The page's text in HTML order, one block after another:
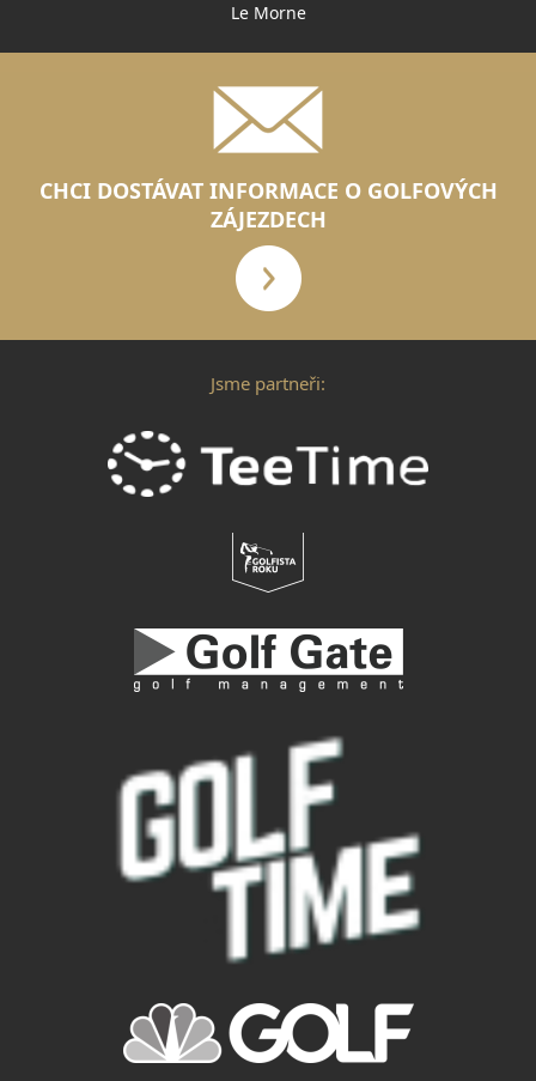
Le Morne
CHCI DOSTÁVAT INFORMACE O GOLFOVÝCH
ZÁJEZDECH
Jsme partneři: